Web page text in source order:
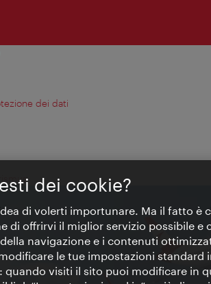
dei dati
dei cookie?
di volerti importunare. Ma il fatto è
di offrirvi il miglior servizio possibile
navigazione e i contenuti
le tue impostazioni standard
quando visiti il sito puoi modificare in